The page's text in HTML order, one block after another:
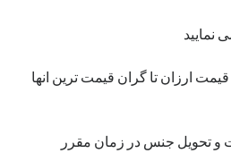
نمایید
قیمت ارزان تا گران قیمت ترین انها
و تحویل جنس در زمان مقرر